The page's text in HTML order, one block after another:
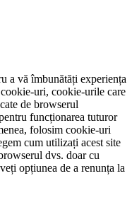
a vă îmbunătăți experiența
uri, cookie-urile care
de browserul
funcționarea tuturor
folosim cookie-uri
cum utilizați acest site
dvs. doar cu
opțiunea de a renunța la